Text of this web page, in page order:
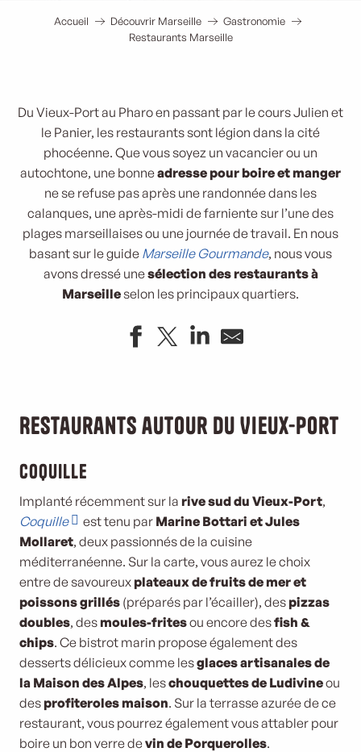
Accueil Découvrir Marseille
Gastronomie
Restaurants Marseille
Du Vieux-Port au Pharo en passant par le cours Julien et
le Panier, les restaurants sont légion dans la cité
phocéenne. Que vous soyez un vacancier ou un
autochtone, une bonneadresse pour boire et manger
ne se refuse pas après une randonnée dans les
calanques, une après-midi de farniente sur l’une des
plages marseillaises ou une journée de travail. En nous
basant sur le guide Marseille Gourmande, nous vous
avons dressé unesélection des restaurants à
Marseilleselon les principaux quartiers.
Restaurants autour du Vieux-Port
Coquille
Implanté récemment sur la rive sud du Vieux-Port,
Coquille
est tenu par Marine Bottari et Jules
Mollaret, deux passionnés de la cuisine
méditerranéenne. Sur la carte, vous aurez le choix
entre de savoureux plateaux de fruits de mer et
poissons grillés (préparés par l’écailler), des pizzas
doubles, des moules-fritesou encore desfish &
chips. Ce bistrot marin propose également des
desserts délicieux comme lesglaces artisanales de
la Maison des Alpes, leschouquettes de Ludivineou
des profiteroles maison. Sur la terrasse azurée de ce
restaurant, vous pourrez également vous attabler pour
boire un bon verre devin de Porquerolles.